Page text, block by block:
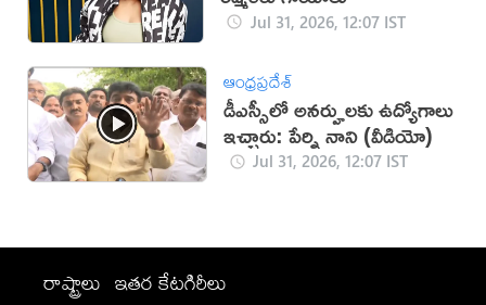
Jul 31, 2026, 12:07 IST
ఆంధ్రప్రదేశ్
డీఎస్సీలో అనర్హులకు ఉద్యోగాలు
ఇచ్చారు: పేర్ని నాని (వీడియో)
Jul 31, 2026, 12:07 IST
రాష్ట్రాలు ఇతర కేటగిరీలు